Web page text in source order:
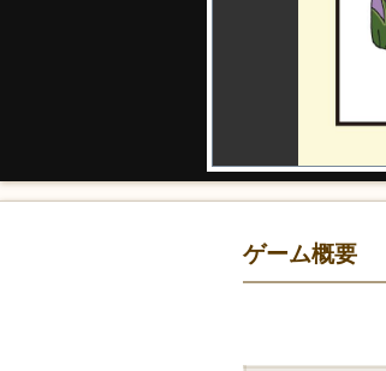
ゲーム概要